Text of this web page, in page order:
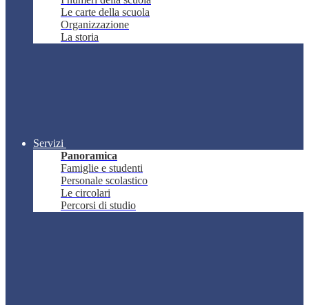
Le carte della scuola
Organizzazione
La storia
Servizi
Panoramica
Famiglie e studenti
Personale scolastico
Le circolari
Percorsi di studio